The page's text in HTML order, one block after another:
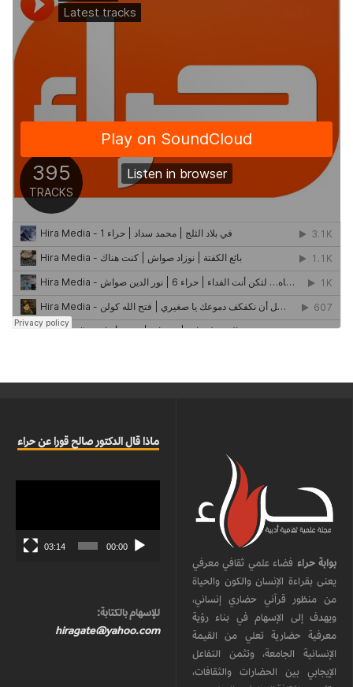
بوابة حراء فضاء علمي ثقافي معرفي
يعنى بقراءة الإنسان والكون والحياة
من منظور قرآني حضاري إنساني،
ويهدف إلى الإسهام في بناء رؤية
معرفية حضارية تعلي من القيمة
الإنسانية الجامعة، وتثمن التفاعل
الإيجابي بين الحضارات والثقافات،
ماذا قال الدكتور صالح قورا عن حراء
00:00
03:14
للإسهام بالكتابة:
hiragate@yahoo.com